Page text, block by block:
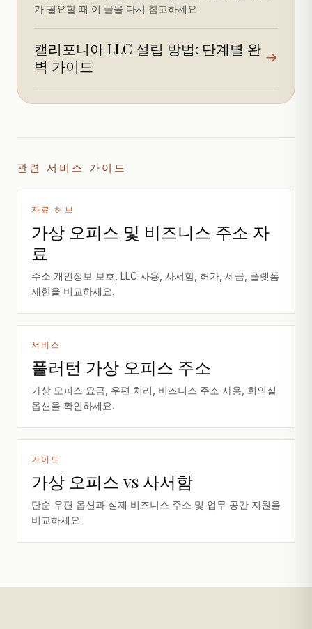
가 필요할 때 이 글을 다시 참고하세요.
캘리포니아 LLC 설립 방법: 단계별 완
벽 가이드
→
관련 서비스 가이드
자료 허브
가상 오피스 및 비즈니스 주소 자
료
주소 개인정보 보호, LLC 사용, 사서함, 허가, 세금, 플랫폼
제한을 비교하세요.
서비스
풀러턴 가상 오피스 주소
가상 오피스 요금, 우편 처리, 비즈니스 주소 사용, 회의실
옵션을 확인하세요.
가이드
가상 오피스 vs 사서함
단순 우편 옵션과 실제 비즈니스 주소 및 업무 공간 지원을
비교하세요.